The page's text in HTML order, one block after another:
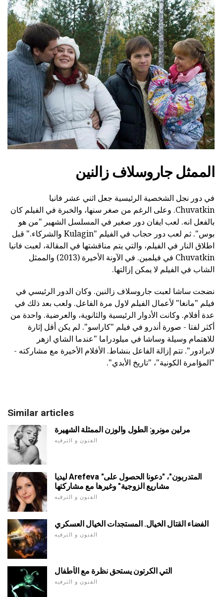
الممثل جاروسلاف زالنين
في دور نجل الشخصية الرئيسية جعل اثني عشر فانيا
Chuvatkin. وعلى الرغم من صغر سنها، والخبرة في الفيلم كان
بالفعل انه. لعب ايفان دور صغير في المسلسل الشهير "من هو
بوس". ثم لعب دور حجاب في الفيلم "Kulagin والشركاء." قبل
اطلاق النار في الفيلم، والتي يتم مناقشتها في المقالة، لعبت فانيا
Chuvatkin في فيلمين. في الآونة الأخيرة (2013) والممثل
الشاب في الفيلم لا يمكن إزالتها.
نضجت ساشا لعبت جاروسلاف زالنين. وكان الدور الرئيسي في
فيلم "مانغا" لأعمال الفيلم لاول مرة الفاعل. ولعب بعد ذلك في
عدة أفلام. وكانت الأدوار الرئيسية والثانوية، والعرضية. واحدة من
أكثر لفتا - صورة أندرو في فيلم "كاراسو". لم يكن أقل إثارة
للاهتمام وسيلة وساشا في ميلودراما "عندما الشاي ازهر
لابرادور". تتم إزالة الفاعل بنشاط. الأفلام الأخيرة مع مشاركته -
"المؤامرة الكونية"، "تاريخ الأبدي".
Similar articles
مرلين مونرو: الطول والوزن الممثلة الشهيرة
الفنون و الترفيه
ليديا Arefeva "المتدربون"، "دعونا الحصول على
مشاريع الزوجية" وغيرها مع مشاركتها
الفنون و الترفيه
الفضاء القتال الخيال. المستجدات الخيال العسكري
الفنون و الترفيه
التي الكرتون يستحق نظرة مع الأطفال
الفنون و الترفيه